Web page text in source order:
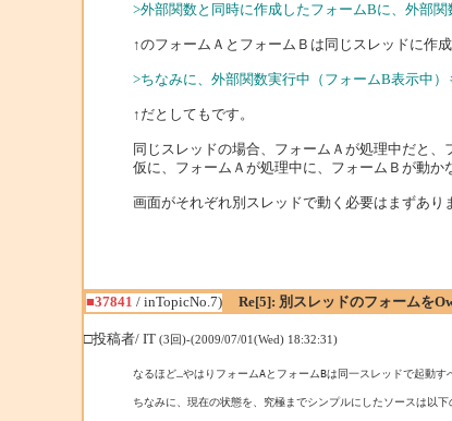
>外部関数と同時に作成したフォームBに、外部
↑のフォームＡとフォームＢは同じスレッドに作成
>ちなみに、外部関数実行中（フォームB表示中
↑だとしてもです。
同じスレッドの場合、フォームＡが処理中だと
仮に、フォームＡが処理中に、フォームＢが動か
画面がそれぞれ別スレッドで動く必要はまずあり
■37841 / inTopicNo.7)
Re[5]: 別スレッドのフォームを
□投稿者/ IT (3回)-(2009/07/01(Wed) 18:32:31)
なるほど…やはりフォームAとフォームBは同一スレッドで起動す
ちなみに、現在の状態を、究極までシンプルにしたソースは以下